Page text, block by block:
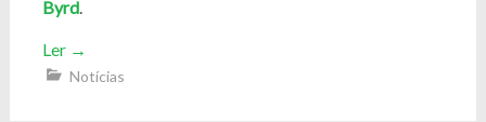
Byrd.
Ler →
Notícias